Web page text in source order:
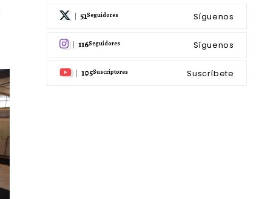
51Seguidores Síguenos
116Seguidores Síguenos
105Suscriptores Suscríbete